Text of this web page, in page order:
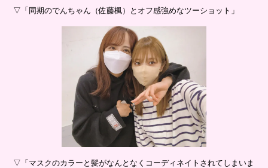
▽「同期のでんちゃん（佐藤楓）とオフ感強めなツーショット」
▽「マスクのカラーと髪がなんとなくコーディネイトされてしまいま